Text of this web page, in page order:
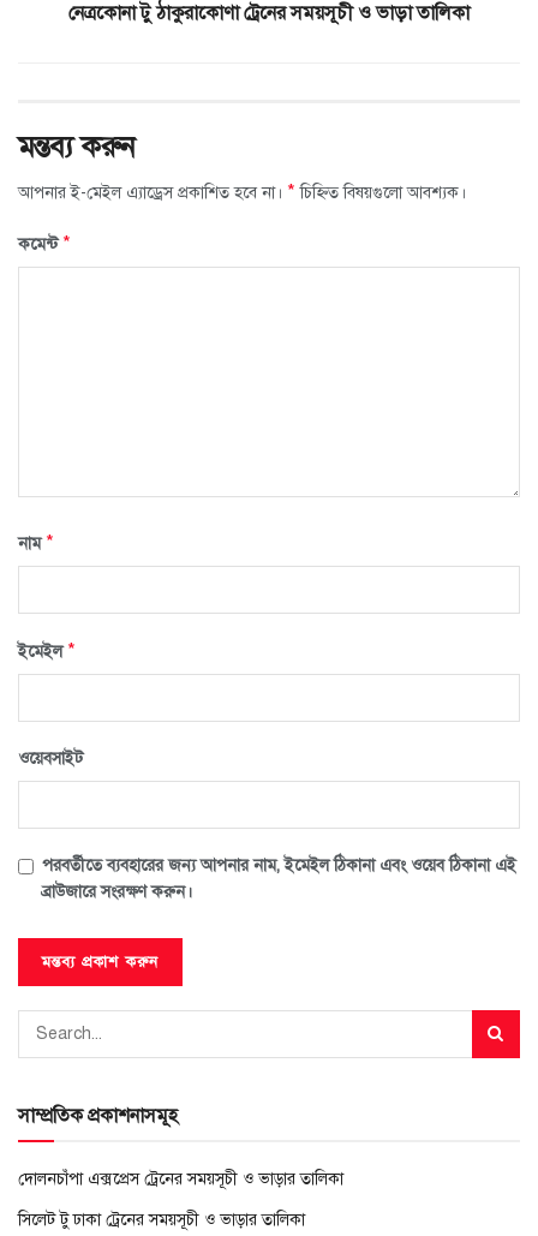
নেত্রকোনা টু ঠাকুরাকোণা ট্রেনের সময়সূচী ও ভাড়া তালিকা
মন্তব্য করুন
আপনার ই-মেইল এ্যাড্রেস প্রকাশিত হবে না। * চিহ্নিত বিষয়গুলো আবশ্যক।
কমেন্ট*
নাম*
ইমেইল*
ওয়েবসাইট
পরবর্তীতে ব্যবহারের জন্য আপনার নাম, ইমেইল ঠিকানা এবং ওয়েব ঠিকানা এই
ব্রাউজারে সংরক্ষণ করুন।
সাম্প্রতিক প্রকাশনাসমূহ
দোলনচাঁপা এক্সপ্রেস ট্রেনের সময়সূচী ও ভাড়ার তালিকা
সিলেট টু ঢাকা ট্রেনের সময়সূচী ও ভাড়ার তালিকা